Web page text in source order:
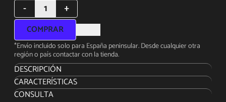
- 1 +
COMPRAR
*Envío incluido solo para España peninsular. Desde cualquier otra
región o país contactar con la tienda.
DESCRIPCIÓN
CARACTERÍSTICAS
CONSULTA